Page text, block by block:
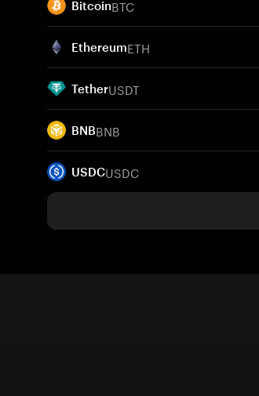
BitcoinBTC
EthereumETH
TetherUSDT
BNBBNB
USDCUSDC